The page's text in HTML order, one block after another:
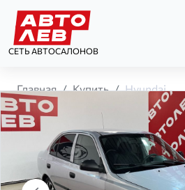
СЕТЬ АВТОСАЛОНОВ
Главная Купить Hyundai
Не можете
автомобиль выбрать?